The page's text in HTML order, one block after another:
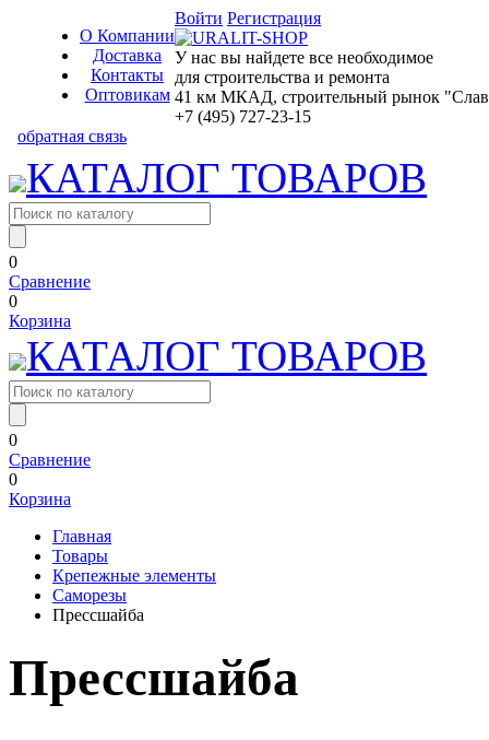
О Компании
Доставка
Контакты
Оптовикам
Войти Регистрация
У нас вы найдете все необходимое
для строительства и ремонта
41 км МКАД, строительный рынок
+7 (495) 727-23-15
обратная связь
КАТАЛОГ ТОВАРОВ
0
Сравнение
0
Корзина
КАТАЛОГ ТОВАРОВ
0
Сравнение
0
Корзина
Главная
Товары
Крепежные элементы
Саморезы
Прессшайба
Прессшайба